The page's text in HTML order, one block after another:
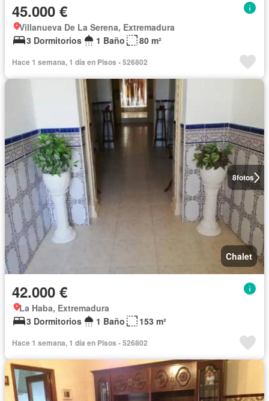
45.000 €
Villanueva De La Serena, Extremadura
3 Dormitorios
1 Baño 80 m²
Hace 1 semana, 1 día en Pisos - 526802
8fotos
Chalet
42.000 €
La Haba, Extremadura
3 Dormitorios
1 Baño 153 m²
Hace 1 semana, 1 día en Pisos - 526802